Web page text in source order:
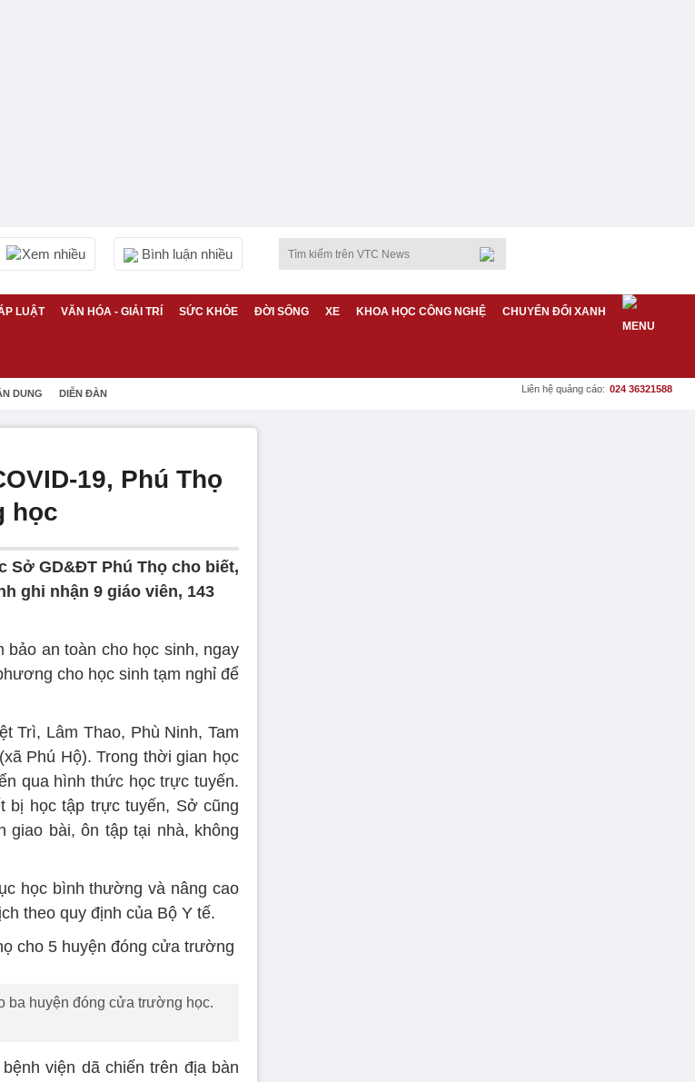
Xem nhiều Bình luận nhiều
LUẬT VĂN HÓA - GIẢI TRÍ SỨC KHỎE ĐỜI SỐNG XE KHOA HỌC CÔNG NGHỆ CHUYỂN ĐỔI XANH
DUNG DIỄN ĐÀN Liên hệ quảng cáo: 024 36321588
19, Phú Thọ
học
Sở GD&ĐT Phú Thọ cho biết,
ghi nhận 9 giáo viên, 143
an toàn cho học sinh, ngay
cho học sinh tạm nghỉ để
Trì, Lâm Thao, Phù Ninh, Tam
Phú Hộ). Trong thời gian học
qua hình thức học trực tuyến.
bị học tập trực tuyến, Sở cũng
bài, ôn tập tại nhà, không
học bình thường và nâng cao
theo quy định của Bộ Y tế.
ba huyện đóng cửa trường học.
viện dã chiến trên địa bàn